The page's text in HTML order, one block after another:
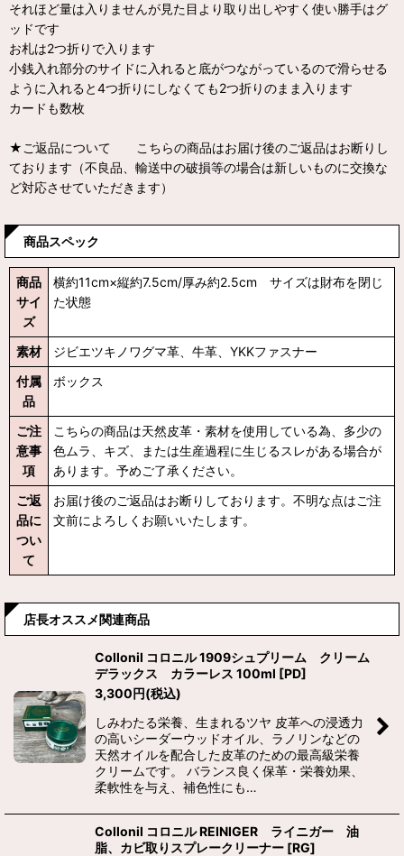
それほど量は入りませんが見た目より取り出しやすく使い勝手はグ
ッドです
お札は2つ折りで入ります
小銭入れ部分のサイドに入れると底がつながっているので滑らせる
ように入れると4つ折りにしなくても2つ折りのまま入ります
カードも数枚
★ご返品について こちらの商品はお届け後のご返品はお断りし
ております（不良品、輸送中の破損等の場合は新しいものに交換な
ど対応させていただきます）
商品スペック
商品
サイ
ズ
横約11cm×縦約7.5cm/厚み約2.5cm サイズは財布を閉じ
た状態
素材
ジビエツキノワグマ革、牛革、YKKファスナー
付属
品
ボックス
ご注
意事
項
こちらの商品は天然皮革・素材を使用している為、多少の
色ムラ、キズ、または生産過程に生じるスレがある場合が
あります。予めご了承ください。
ご返
品に
つい
て
お届け後のご返品はお断りしております。不明な点はご注
文前によろしくお願いいたします。
店長オススメ関連商品
Collonil コロニル 1909シュプリーム クリーム
デラックス カラーレス 100ml [PD]
3,300円(税込)
しみわたる栄養、生まれるツヤ 皮革への浸透力
の高いシーダーウッドオイル、ラノリンなどの
天然オイルを配合した皮革のための最高級栄養
クリームです。 バランス良く保革・栄養効果、
柔軟性を与え、補色性にも…
Collonil コロニル REINIGER ライニガー 油
脂、カビ取りスプレークリーナー [RG]